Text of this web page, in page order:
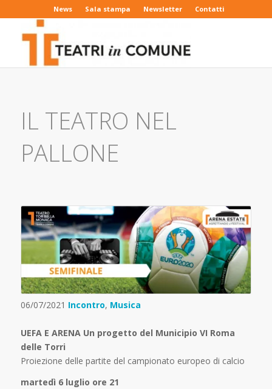
News Sala stampa Newsletter Contatti
IL TEATRO NEL
PALLONE
06/07/2021 Incontro, Musica
UEFA E ARENA Un progetto del Municipio VI Roma
delle Torri
Proiezione delle partite del campionato europeo di calcio
martedì 6 luglio ore 21